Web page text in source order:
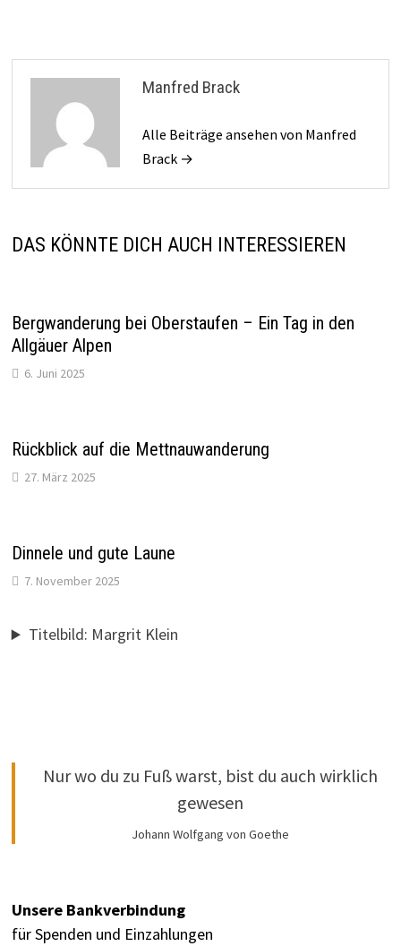
Manfred Brack
Alle Beiträge ansehen von Manfred
Brack →
DAS KÖNNTE DICH AUCH INTERESSIEREN
Bergwanderung bei Oberstaufen – Ein Tag in den
Allgäuer Alpen
6. Juni 2025
Rückblick auf die Mettnauwanderung
27. März 2025
Dinnele und gute Laune
7. November 2025
Titelbild: Margrit Klein
Nur wo du zu Fuß warst, bist du auch wirklich
gewesen
Johann Wolfgang von Goethe
Unsere Bankverbindung
für Spenden und Einzahlungen